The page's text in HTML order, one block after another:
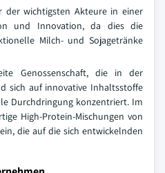
der wichtigsten Akteure in einer
und Innovation, da dies die
Milch- und Sojagetränke
Genossenschaft, die in der
sich auf innovative Inhaltsstoffe
Durchdringung konzentriert. Im
High-Protein-Mischungen von
die auf die sich entwickelnden